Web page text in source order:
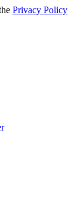
Privacy Policy